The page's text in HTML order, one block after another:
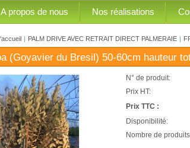
A propos de nous Nos réalisations
| PALM DRIVE AVEC RETRAIT DIRECT PALMERAIE |
(Goyavier du Bresil) 50-60cm hauteur
N° de produit:
Prix HT:
Prix TTC :
Disponibilité:
Nombre de